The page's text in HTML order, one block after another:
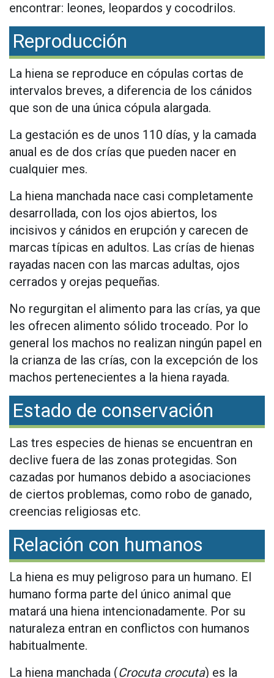
encontrar: leones, leopardos y cocodrilos.
Reproducción
La hiena se reproduce en cópulas cortas de
intervalos breves, a diferencia de los cánidos
que son de una única cópula alargada.
La gestación es de unos 110 días, y la camada
anual es de dos crías que pueden nacer en
cualquier mes.
La hiena manchada nace casi completamente
desarrollada, con los ojos abiertos, los
incisivos y cánidos en erupción y carecen de
marcas típicas en adultos. Las crías de hienas
rayadas nacen con las marcas adultas, ojos
cerrados y orejas pequeñas.
No regurgitan el alimento para las crías, ya que
les ofrecen alimento sólido troceado. Por lo
general los machos no realizan ningún papel en
la crianza de las crías, con la excepción de los
machos pertenecientes a la hiena rayada.
Estado de conservación
Las tres especies de hienas se encuentran en
declive fuera de las zonas protegidas. Son
cazadas por humanos debido a asociaciones
de ciertos problemas, como robo de ganado,
creencias religiosas etc.
Relación con humanos
La hiena es muy peligroso para un humano. El
humano forma parte del único animal que
matará una hiena intencionadamente. Por su
naturaleza entran en conflictos con humanos
habitualmente.
La hiena manchada (Crocuta crocuta) es la